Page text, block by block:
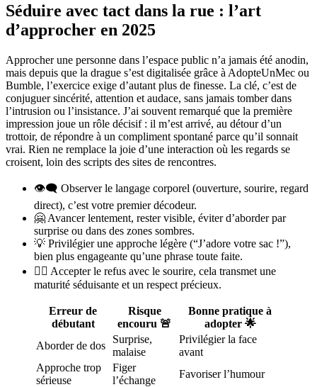
Séduire avec tact dans la rue : l’art
d’approcher en 2025
Approcher une personne dans l’espace public n’a jamais été anodin,
mais depuis que la drague s’est digitalisée grâce à AdopteUnMec ou
Bumble, l’exercice exige d’autant plus de finesse. La clé, c’est de
conjuguer sincérité, attention et audace, sans jamais tomber dans
l’intrusion ou l’insistance. J’ai souvent remarqué que la première
impression joue un rôle décisif : il m’est arrivé, au détour d’un
trottoir, de répondre à un compliment spontané parce qu’il sonnait
vrai. Rien ne remplace la joie d’une interaction où les regards se
croisent, loin des scripts des sites de rencontres.
👁️‍🗨️ Observer le langage corporel (ouverture, sourire, regard
direct), c’est votre premier décodeur.
🤗 Avancer lentement, rester visible, éviter d’aborder par
surprise ou dans des zones sombres.
💡 Privilégier une approche légère (“J’adore votre sac !”),
bien plus engageante qu’une phrase toute faite.
🤷‍♀️ Accepter le refus avec le sourire, cela transmet une
maturité séduisante et un respect précieux.
Erreur de
débutant
Risque
encouru 🚨
Bonne pratique à
adopter 🌟
Aborder de dos
Surprise,
malaise
Privilégier la face
avant
Approche trop
sérieuse
Figer
l’échange
Favoriser l’humour